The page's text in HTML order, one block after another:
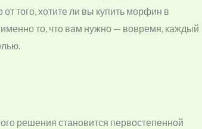
того, хотите ли вы купить морфин в
то, что вам нужно — вовремя, каждый
решения становится первостепенной